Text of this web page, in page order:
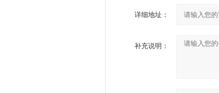
详细地址：
补充说明：